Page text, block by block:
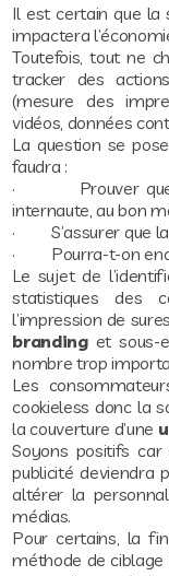
Il est certain que la
impactera
Toutefois, tout ne
tracker des
(mesure des
vidéos, données
La question se
faudra :
· Prouver que la
internaute, au bon
· S’assurer que la
· Pourra-t-on
Le sujet de
statistiques des
l’impression de
brandinget sous-
nombre trop
Les
cookieless donc la
la couverture d’une
Soyons positifs
publicité deviendra
altérer la
médias.
Pour certains, la
méthode de ciblage